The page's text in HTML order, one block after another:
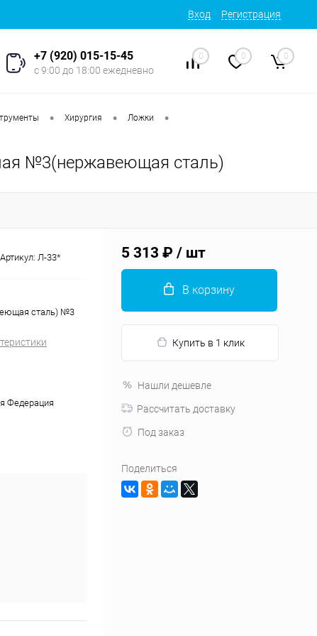
Вход Регистрация
+7 (920) 015-15-45
с 9:00 до 18:00 ежедневно
0 0 0
• Хирургия • Ложки •
№3(нержавеющая сталь)
Артикул: Л-33*
сталь) №3
Федерация
5 313 ₽ / шт
В корзину
Купить в 1 клик
Нашли дешевле
Рассчитать доставку
Под заказ
Поделиться